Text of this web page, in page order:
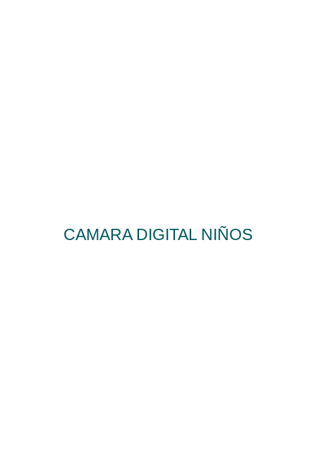
CAMARA DIGITAL NIÑOS